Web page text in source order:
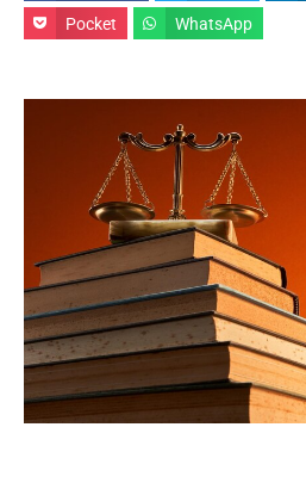
Pocket WhatsApp